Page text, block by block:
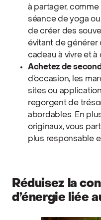
à partager,
séance de yoga
de créer des
évitant de générer
cadeau à vivre et à
Achetez de
d’occasion, les
sites ou
regorgent de
abordables. En
originaux, vous
plus responsable
Réduisez la
d’énergie liée